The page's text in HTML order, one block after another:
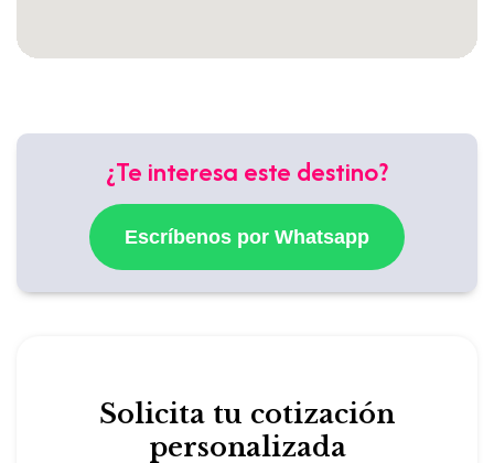
¿Te interesa este destino?
Escríbenos por Whatsapp
Solicita tu cotización
personalizada